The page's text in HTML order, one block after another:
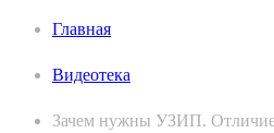
Главная
Видеотека
Зачем нужны УЗИП.